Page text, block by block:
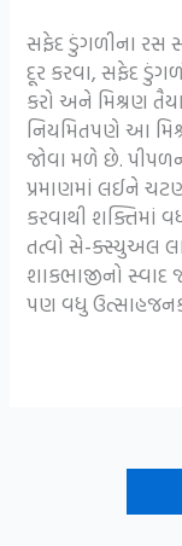
સફેદ ડુંગળીના રસ
દૂર કરવા, સફેદ
કરો અને મિશ્રણ
નિયમિતપણે આ
જોવા મળે છે.
પ્રમાણમાં લઈને
કરવાથી શક્તિમાં
તત્વો સે-ક્સ્યુઅલ
શાકભાજીનો
પણ વધુ